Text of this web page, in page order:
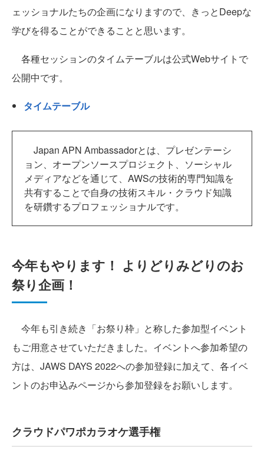
ェッショナルたちの企画になりますので、きっとDeepな
学びを得ることができることと思います。
各種セッションのタイムテーブルは公式Webサイトで
公開中です。
タイムテーブル
Japan APN Ambassadorとは、プレゼンテーシ
ョン、オープンソースプロジェクト、ソーシャル
メディアなどを通じて、AWSの技術的専門知識を
共有することで自身の技術スキル・クラウド知識
を研鑽するプロフェッショナルです。
今年もやります！ よりどりみどりのお
祭り企画！
今年も引き続き「お祭り枠」と称した参加型イベント
もご用意させていただきました。イベントへ参加希望の
方は、JAWS DAYS 2022への参加登録に加えて、各イベ
ントのお申込みページから参加登録をお願いします。
クラウドパワポカラオケ選手権